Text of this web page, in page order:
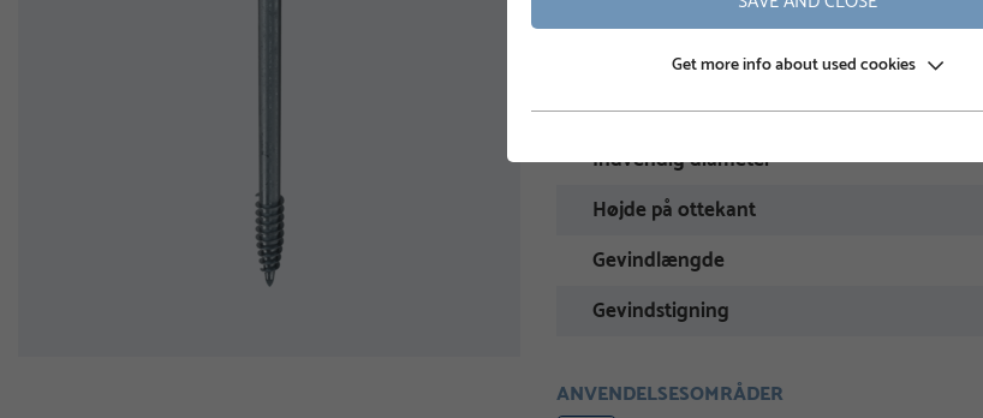
varenummer
Indstilling af diameter
Indvendig diameter
Højde på ottekant
Gevindlængde
Gevindstigning
ANVENDELSESOMRÅDER
Get more info about used cookies